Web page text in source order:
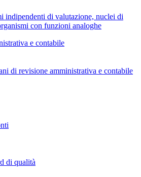
indipendenti di valutazione, nuclei di
con funzioni analoghe
e contabile
di revisione amministrativa e contabile
di qualità